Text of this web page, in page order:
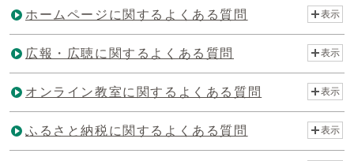
ホームページに関するよくある質問 表示
広報・広聴に関するよくある質問 表示
オンライン教室に関するよくある質問 表示
ふるさと納税に関するよくある質問 表示